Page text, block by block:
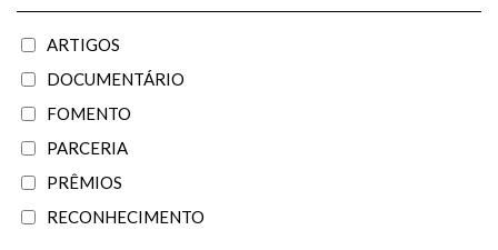
ARTIGOS
DOCUMENTÁRIO
FOMENTO
PARCERIA
PRÊMIOS
RECONHECIMENTO